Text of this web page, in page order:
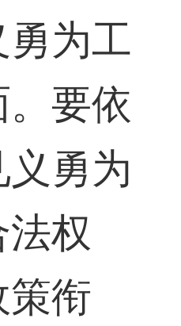
为工
要依
勇为
法权
策衔